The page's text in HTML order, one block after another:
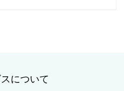
について